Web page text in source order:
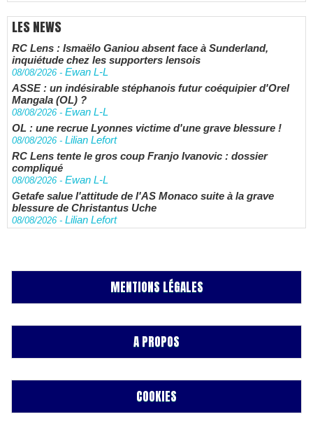
LES NEWS
RC Lens : Ismaëlo Ganiou absent face à Sunderland,
inquiétude chez les supporters lensois
08/08/2026 - Ewan L-L
ASSE : un indésirable stéphanois futur coéquipier d'Orel
Mangala (OL) ?
08/08/2026 - Ewan L-L
OL : une recrue Lyonnes victime d'une grave blessure !
08/08/2026 - Lilian Lefort
RC Lens tente le gros coup Franjo Ivanovic : dossier
compliqué
08/08/2026 - Ewan L-L
Getafe salue l'attitude de l'AS Monaco suite à la grave
blessure de Christantus Uche
08/08/2026 - Lilian Lefort
MENTIONS LÉGALES
A PROPOS
COOKIES